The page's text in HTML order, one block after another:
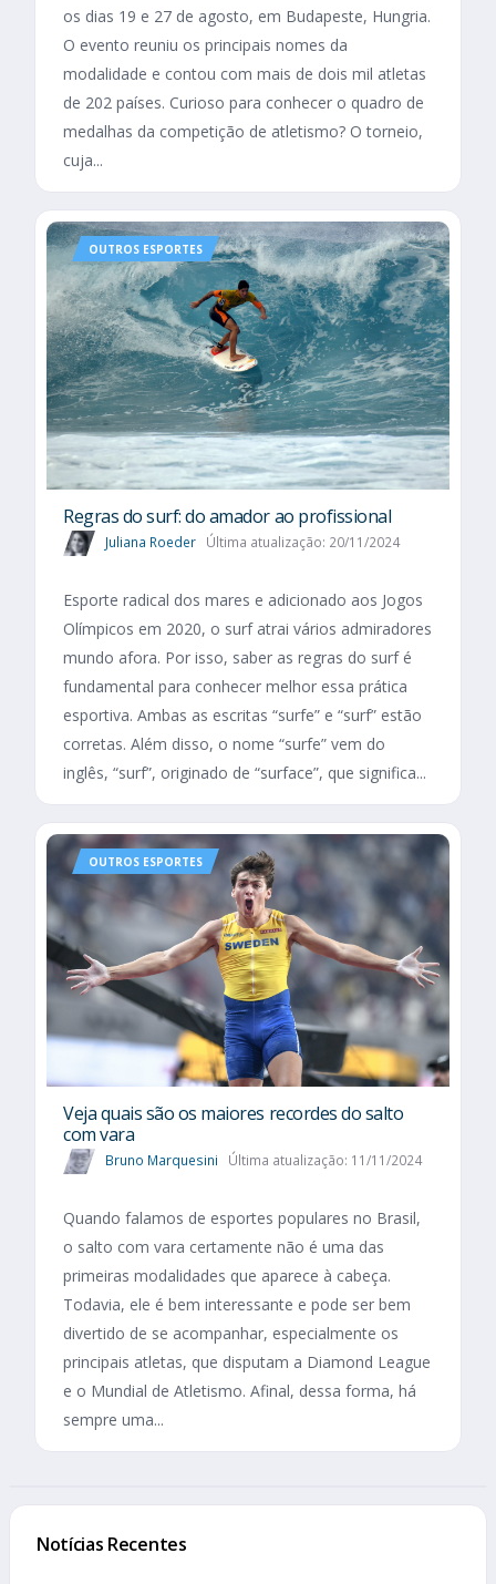
os dias 19 e 27 de agosto, em Budapeste, Hungria.
O evento reuniu os principais nomes da
modalidade e contou com mais de dois mil atletas
de 202 países. Curioso para conhecer o quadro de
medalhas da competição de atletismo? O torneio,
cuja...
OUTROS ESPORTES
Regras do surf: do amador ao profissional
Juliana Roeder Última atualização: 20/11/2024
Esporte radical dos mares e adicionado aos Jogos
Olímpicos em 2020, o surf atrai vários admiradores
mundo afora. Por isso, saber as regras do surf é
fundamental para conhecer melhor essa prática
esportiva. Ambas as escritas “surfe” e “surf” estão
corretas. Além disso, o nome “surfe” vem do
inglês, “surf”, originado de “surface”, que significa...
OUTROS ESPORTES
Veja quais são os maiores recordes do salto
com vara
Bruno Marquesini Última atualização: 11/11/2024
Quando falamos de esportes populares no Brasil,
o salto com vara certamente não é uma das
primeiras modalidades que aparece à cabeça.
Todavia, ele é bem interessante e pode ser bem
divertido de se acompanhar, especialmente os
principais atletas, que disputam a Diamond League
e o Mundial de Atletismo. Afinal, dessa forma, há
sempre uma...
Notícias Recentes